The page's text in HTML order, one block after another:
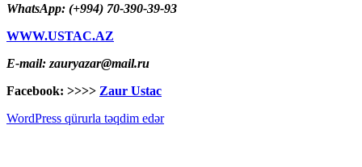
WhatsApp: (+994) 70-390-39-93
WWW.USTAC.AZ
E-mail: zauryazar@mail.ru
Facebook: >>>> Zaur Ustac
WordPress qürurla təqdim edər